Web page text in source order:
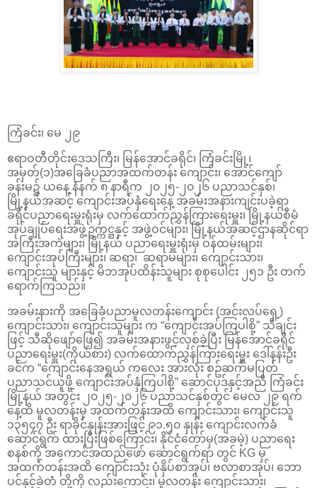
ကြံခင်း၊ မေ ၂၉
ဧရာဝတီတိုင်း‌ဒေသကြီး၊ မြန်အောင်ခရိုင်၊ ကြံခင်းမြို့၊
အမှတ်(၁)အခြေခံပညာအထက်တန်း ကျောင်း၊ အောင်ကျော်
ခန်းမ၌ ယနေ့ နံနက် ၈ နာရီက ၂၀၂၅-၂၀၂၆ ပညာသင်နှစ်၊
မြို့နယ်အဆင့် ကျောင်းအပ်နှံရေးနေ့ အခမ်းအနားကျင်းပခဲ့ရာ
ခရိုင်ပညာရေးမှူးရုံးမှ လက်ထောက်ညွှန်ကြားရေးမှူး၊ မြို့နယ်စီမံ
အုပ်ချုပ်ရေးအဖွဲ့ဥက္ကဋ္ဌနှင့် အဖွဲ့ဝင်များ၊ မြို့နယ်အဆင့်ဌာနဆိုင်ရာ
အကြီးအကဲများ၊ မြို့နယ် ပညာရေးမှူးရုံးမှ ဝန်ထမ်းများ၊
ကျောင်းအုပ်ကြီးများ၊ ဆရာ၊ ဆရာမများ၊ ကျောင်းသား၊
ကျောင်းသူ များနှင့် မိဘအုပ်ထိန်းသူများ စုစုပေါင်း ၂၅၁ ဦး တက်
ရောက်ကြသည်။
အခမ်းနားကို အခြေခံပညာမူလတန်းကျောင်း (အင်းလပ်ရှေ့)
ကျောင်းသား၊ ကျောင်းသူများ က “ကျောင်းအပ်ကြပါစို့” သီချင်း
ဖြင့် သီဆိုဖျော်ဖြေ၍ အခမ်းအနားဖွင့်လှစ်ခဲ့ပြီး မြန်အောင်ခရိုင်
ပညာရေးမှူး(ကိုယ်စား) လက်ထောက်ညွှန်ကြားရေးမှူး ‌ဒေါ်နန်းဦး
ခင်က “ကျောင်းနေအရွယ် ကလေး အားလုံး စဥ်ဆက်မပြတ်
ပညာသင်ယူဖို့ ကျောင်းအပ်နှံကြပါစို့” ဆောင်ပုဒ်နှင့်အညီ ကြံခင်း
မြို့နယ် အတွင်း ၂၀၂၅-၂၀၂၆ ပညာသင်နှစ်တွင် မေလ ၂၉ ရက်
နေ့ထိ မူလတန်းမှ အထက်တန်းအထိ ကျောင်းသား၊ ကျောင်းသူ
၁၃၅၄၇ ဦး ရာခိုင်နှုန်းအားဖြင့် ၉၁.၅၀ နှုန်း ကျောင်းလက်ခံ
ဆောင်ရွက် ထားပြီးဖြစ်ကြောင်း၊ နိုင်ငံတော်မှ(အခမဲ့) ပညာရေး
စနစ်ကို အကောင်အထည်ဖော် ဆောင်ရွက်ရာ တွင် KG မှ
အထက်တန်းအထိ ကျောင်းသုံး ပုံနှိပ်စာအုပ်၊ ဗလာစာအုပ်၊ ဘော
ပင်နှင့်ခဲတံ တို့ကို လည်းကောင်း၊ မူလတန်း ‌ကျောင်းသား၊